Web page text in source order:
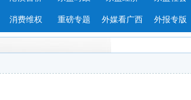
消费维权 重磅专题 外媒看广西 外报专版